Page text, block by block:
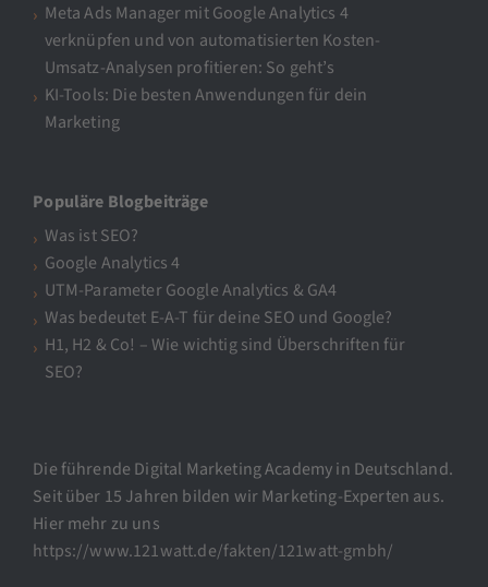
Meta Ads Manager mit Google Analytics 4
verknüpfen und von automatisierten Kosten-
Umsatz-Analysen profitieren: So geht’s
KI-Tools: Die besten Anwendungen für dein
Marketing
Populäre Blogbeiträge
Was ist SEO?
Google Analytics 4
UTM-Parameter Google Analytics & GA4
Was bedeutet E-A-T für deine SEO und Google?
H1, H2 & Co! – Wie wichtig sind Überschriften für
SEO?
Die führende Digital Marketing Academy in Deutschland.
Seit über 15 Jahren bilden wir Marketing-Experten aus.
Hier mehr zu uns
https://www.121watt.de/fakten/121watt-gmbh/